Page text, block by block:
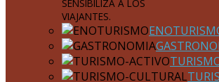
SENSIBILIZA A LOS
VIAJANTES.